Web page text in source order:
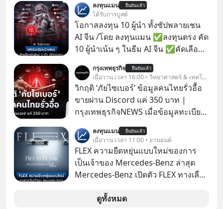
ตั้งกำแพงใส่และมองว่าเราเห็นแก่ตัวทั้ง
ที่เราเองก็ไม่เคยปฏิเสธใครอย่างนี้มา
ก่อน แต่พอตั้งใจจะ ‘สร้างขอบเขต’ เพื่อ
ตัวเองดูสักครั้ง กลับทำให้เกิดรอยร้าว
ในความสัมพันธ์เสียอย่างนั้น โดยราย
การแอปเท๋ Dinner Talk ในวันนี้โฮสต์
ทั้ง 2 ท่าน แทป-รวิศ หาญอุตสาหะ และ
เอ๋ นิ้วกลม-สราวุธ เฮ้งสวัสดิ์ จะพาทุก
คนไปสำรวจวิธีสร้างขอบเขตเพื่อรักษา
ใจของตัวเองและรักษาความสัมพันธ์
ของคนรอบข้างไปพร้อมกัน
#boundary #selfdevelopment #แอป
เท๋dinnertalk
#missiontothemoonpodcast
ลงทุนแมน ยืนยันแล้ว
ได้รับการบูสต์
โอกาสลงทุน 10 ผู้นำ ทั้งซัปพลายเชน
AI จีน /โดย ลงทุนแมน ✅ลงทุนตรง คัด
10 ผู้นำเน้น ๆ ในธีม AI จีน ✅คัดเลือก
เจ้าของผู้นำ AI จีน ตั้งแต่โรงงานผลิตชิป
หน่วยความจำ โมเดล AI ยันหุ่นยนต์
✅ได้การรับยกเว้นภาษี Capital Gain
ตามกฎหมายภาษีของประเทศไทย
กรุงเทพธุรกิจ ยืนยันแล้ว
เมื่อวาน เวลา 16:00 • วิทยาศาสตร์ & เทคโนโลยี
วิกฤติ ‘ภัยไซเบอร์’ ข้อมูลคนไทยรั่วอื้อ
ขายผ่าน Discord แค่ 350 บาท |
กรุงเทพธุรกิจNEWS เมื่อข้อมูลทะเบียน
ในมือมิจฉาชีพ และถูกขายในตลาดมืด
ด้วยราคา 350 บาท รัฐบาลทำยังไงต่อ?
ลงทุนแมน ยืนยันแล้ว
เมื่อวาน เวลา 11:00 • ยานยนต์
FLEX ความยืดหยุ่นแบบใหม่ของการ
เป็นเจ้าของ Mercedes-Benz ล่าสุด
Mercedes-Benz เปิดตัว FLEX ทางเลือก
“Flex to Fit You ยืดได้ตามสไตล์คุณ
ดูทั้งหมด